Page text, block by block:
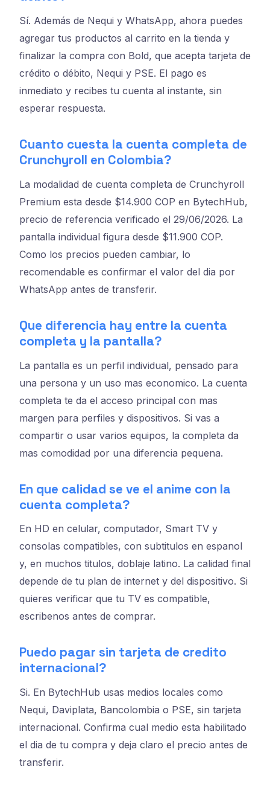
Sí. Además de Nequi y WhatsApp, ahora puedes
agregar tus productos al carrito en la tienda y
finalizar la compra con Bold, que acepta tarjeta de
crédito o débito, Nequi y PSE. El pago es
inmediato y recibes tu cuenta al instante, sin
esperar respuesta.
Cuanto cuesta la cuenta completa de
Crunchyroll en Colombia?
La modalidad de cuenta completa de Crunchyroll
Premium esta desde $14.900 COP en BytechHub,
precio de referencia verificado el 29/06/2026. La
pantalla individual figura desde $11.900 COP.
Como los precios pueden cambiar, lo
recomendable es confirmar el valor del dia por
WhatsApp antes de transferir.
Que diferencia hay entre la cuenta
completa y la pantalla?
La pantalla es un perfil individual, pensado para
una persona y un uso mas economico. La cuenta
completa te da el acceso principal con mas
margen para perfiles y dispositivos. Si vas a
compartir o usar varios equipos, la completa da
mas comodidad por una diferencia pequena.
En que calidad se ve el anime con la
cuenta completa?
En HD en celular, computador, Smart TV y
consolas compatibles, con subtitulos en espanol
y, en muchos titulos, doblaje latino. La calidad final
depende de tu plan de internet y del dispositivo. Si
quieres verificar que tu TV es compatible,
escribenos antes de comprar.
Puedo pagar sin tarjeta de credito
internacional?
Si. En BytechHub usas medios locales como
Nequi, Daviplata, Bancolombia o PSE, sin tarjeta
internacional. Confirma cual medio esta habilitado
el dia de tu compra y deja claro el precio antes de
transferir.